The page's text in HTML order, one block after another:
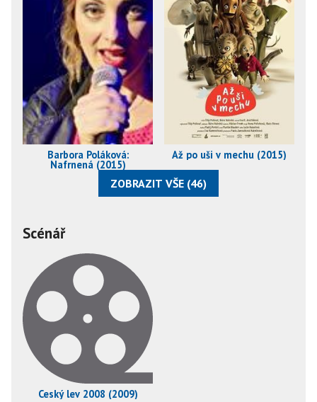
Barbora Poláková:
Nafrnená (2015)
Až po uši v mechu (2015)
ZOBRAZIT VŠE (46)
Scénář
Ceský lev 2008 (2009)